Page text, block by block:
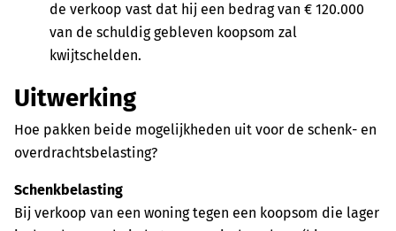
de verkoop vast dat hij een bedrag van € 120.000
van de schuldig gebleven koopsom zal
kwijtschelden.
Uitwerking
Hoe pakken beide mogelijkheden uit voor de schenk- en
overdrachtsbelasting?
Schenkbelasting
Bij verkoop van een woning tegen een koopsom die lager